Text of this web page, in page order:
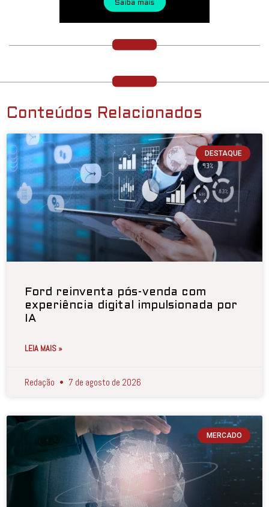
Conteúdos Relacionados
DESTAQUE
Ford reinventa pós-venda com
experiência digital impulsionada por
IA
LEIA MAIS »
Redação 7 de agosto de 2026
MERCADO